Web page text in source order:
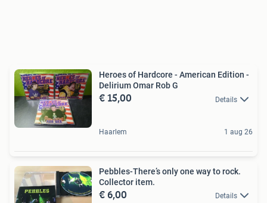
Heroes of Hardcore - American Edition -
Delirium Omar Rob G
€ 15,00 Details
Haarlem 1 aug 26
Pebbles-There’s only one way to rock.
Collector item.
€ 6,00 Details